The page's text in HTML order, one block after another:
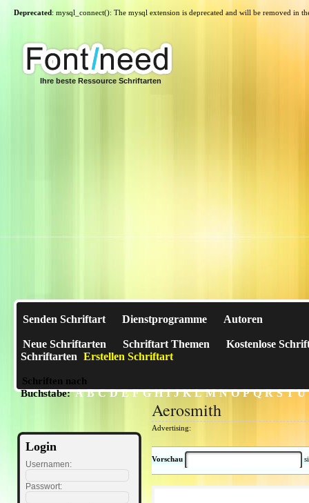
Deprecated: mysql_connect(): The mysql extension is deprecated and will be removed in
Ihre beste Ressource Schriftarten
Senden Schriftart Dienstprogramme Autoren
Neue Schriftarten Schriftart Themen
Kostenlose
Schriftarten Erstellen Schriftart
Schriften nach
Buchstabe:A B C D E F G H I J K L M N O P Q R S T U
Login
Usernamen:
Passwort:
Aerosmith
Advertising:
Vorschau